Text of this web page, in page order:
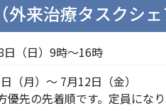
外来治療タスクシ
日（日）9時～16時
（月）～ 7月12日（金）
優先の先着順です。定員にな